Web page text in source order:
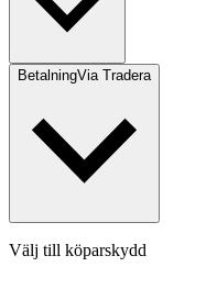
BetalningVia Tradera
Välj till köparskydd